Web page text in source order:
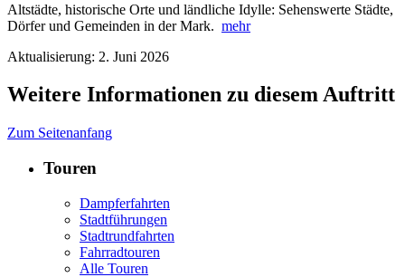
Altstädte, historische Orte und ländliche Idylle: Sehenswerte Städte,
Dörfer und Gemeinden in der Mark. mehr
Aktualisierung: 2. Juni 2026
Weitere Informationen zu diesem Auftritt
Zum Seitenanfang
Touren
Dampferfahrten
Stadtführungen
Stadtrundfahrten
Fahrradtouren
Alle Touren